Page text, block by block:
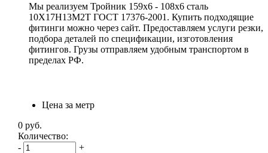
Мы реализуем Тройник 159х6 - 108х6 сталь
10Х17Н13М2Т ГОСТ 17376-2001. Купить подходящие
фитинги можно через сайт. Предоставляем услуги резки,
подбора деталей по спецификации, изготовления
фитингов. Грузы отправляем удобным транспортом в
пределах РФ.
Цена за метр
0 руб.
Количество:
-
+